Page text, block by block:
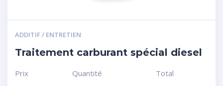
ADDITIF / ENTRETIEN
Traitement carburant spécial diesel
Prix
Quantité
Total